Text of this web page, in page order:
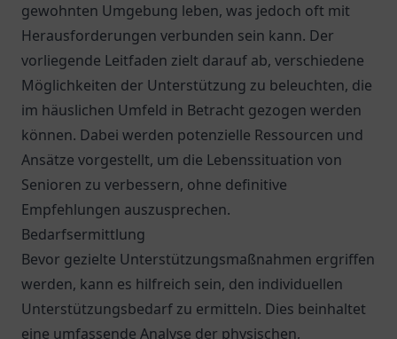
gewohnten Umgebung leben, was jedoch oft mit
Herausforderungen verbunden sein kann. Der
vorliegende Leitfaden zielt darauf ab, verschiedene
Möglichkeiten der Unterstützung zu beleuchten, die
im häuslichen Umfeld in Betracht gezogen werden
können. Dabei werden potenzielle Ressourcen und
Ansätze vorgestellt, um die Lebenssituation von
Senioren zu verbessern, ohne definitive
Empfehlungen auszusprechen.
Bedarfsermittlung
Bevor gezielte Unterstützungsmaßnahmen ergriffen
werden, kann es hilfreich sein, den individuellen
Unterstützungsbedarf zu ermitteln. Dies beinhaltet
eine umfassende Analyse der physischen,